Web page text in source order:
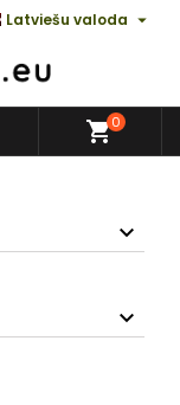
Latviešu valoda 
0